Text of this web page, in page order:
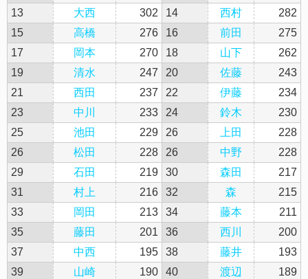
13
大西 302 14 西村
282
15
高橋 276 16 前田
275
17
岡本 270 18 山下
262
19
清水 247 20 佐藤
243
21
西田 237 22 伊藤
234
23
中川 233 24 鈴木
230
25
池田 229 26 上田
228
26
松田 228 26 中野
228
29
石田 219 30 森田
217
31
村上 216 32 森
215
33
岡田 213 34 藤本
211
35
藤田 201 36 西川
200
37
中西 195 38 藤井
193
39
山崎 190 40 渡辺
189